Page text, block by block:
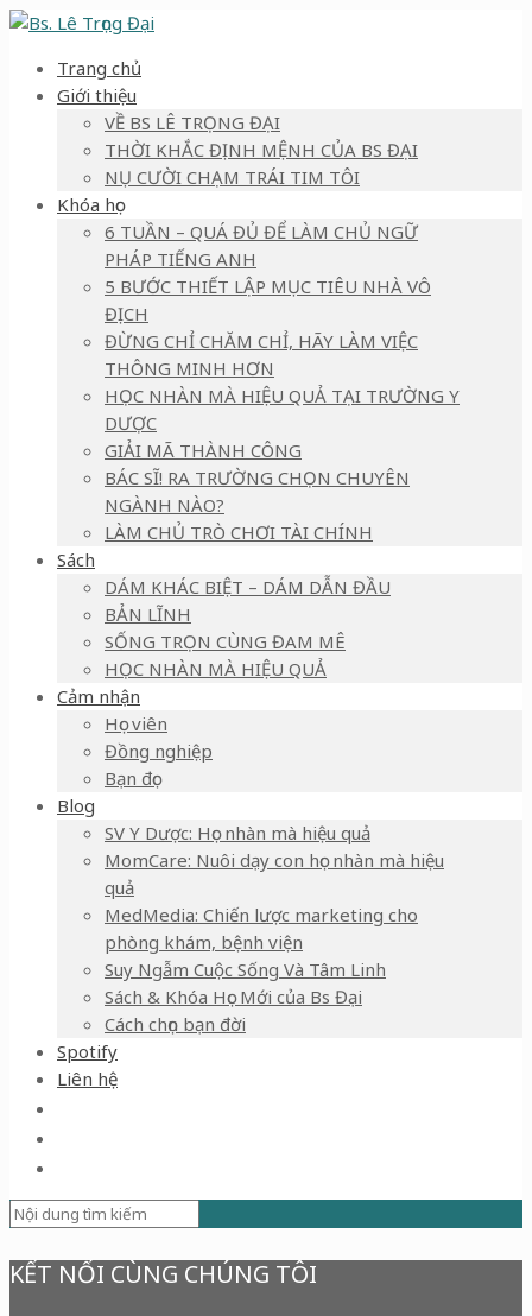
Trang chủ
Giới thiệu
VỀ BS LÊ TRỌNG ĐẠI
THỜI KHẮC ĐỊNH MỆNH CỦA BS ĐẠI
NỤ CƯỜI CHẠM TRÁI TIM TÔI
Khóa học
6 TUẦN – QUÁ ĐỦ ĐỂ LÀM CHỦ NGỮ
PHÁP TIẾNG ANH
5 BƯỚC THIẾT LẬP MỤC TIÊU NHÀ VÔ
ĐỊCH
ĐỪNG CHỈ CHĂM CHỈ, HÃY LÀM VIỆC
THÔNG MINH HƠN
HỌC NHÀN MÀ HIỆU QUẢ TẠI TRƯỜNG Y
DƯỢC
GIẢI MÃ THÀNH CÔNG
BÁC SĨ! RA TRƯỜNG CHỌN CHUYÊN
NGÀNH NÀO?
LÀM CHỦ TRÒ CHƠI TÀI CHÍNH
Sách
DÁM KHÁC BIỆT – DÁM DẪN ĐẦU
BẢN LĨNH
SỐNG TRỌN CÙNG ĐAM MÊ
HỌC NHÀN MÀ HIỆU QUẢ
Cảm nhận
Học viên
Đồng nghiệp
Bạn đọc
Blog
SV Y Dược: Học nhàn mà hiệu quả
MomCare: Nuôi dạy con học nhàn mà hiệu
quả
MedMedia: Chiến lược marketing cho
phòng khám, bệnh viện
Suy Ngẫm Cuộc Sống Và Tâm Linh
Sách & Khóa Học Mới của Bs Đại
Cách chọn bạn đời
Spotify
Liên hệ
KẾT NỐI CÙNG CHÚNG TÔI